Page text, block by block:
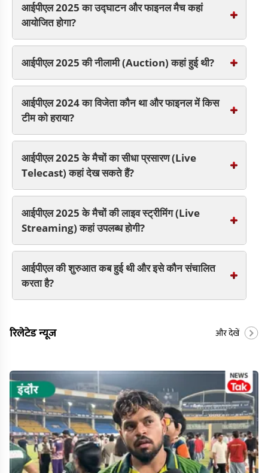
आईपीएल 2025 का उद्घाटन और फाइनल मैच कहां
आयोजित होगा?
आईपीएल 2025 की नीलामी (Auction) कहां हुई थी?
आईपीएल 2024 का विजेता कौन था और फाइनल में किस
टीम को हराया?
आईपीएल 2025 के मैचों का सीधा प्रसारण (Live
Telecast) कहां देख सकते हैं?
आईपीएल 2025 के मैचों की लाइव स्ट्रीमिंग (Live
Streaming) कहां उपलब्ध होगी?
आईपीएल की शुरुआत कब हुई थी और इसे कौन संचालित
करता है?
रिलेटेड न्यूज और देखें